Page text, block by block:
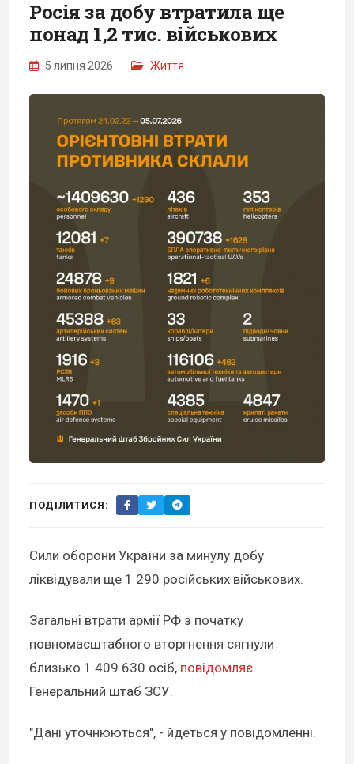
Росія за добу втратила ще
понад 1,2 тис. військових
5 липня 2026 Життя
ПОДІЛИТИСЯ:
Сили оборони України за минулу добу
ліквідували ще 1 290 російських військових.
Загальні втрати армії РФ з початку
повномасштабного вторгнення сягнули
близько 1 409 630 осіб, повідомляє
Генеральний штаб ЗСУ.
"Дані уточнюються", - йдеться у повідомленні.